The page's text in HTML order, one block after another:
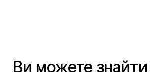
Ви можете знайти